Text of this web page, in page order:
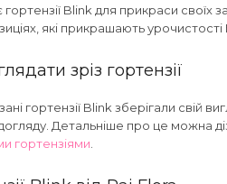
Blink для прикраси своїх
які прикрашають
зріз гортензії
гортензії Blink зберігали свій
Детальніше про це можна
гортензіями